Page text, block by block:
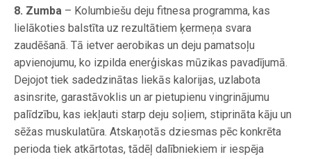
8. Zumba – Kolumbiešu deju fitnesa programma, kas
lielākoties balstīta uz rezultātiem ķermeņa svara
zaudēšanā. Tā ietver aerobikas un deju pamatsoļu
apvienojumu, ko izpilda enerģiskas mūzikas pavadījumā.
Dejojot tiek sadedzinātas liekās kalorijas, uzlabota
asinsrite, garastāvoklis un ar pietupienu vingrinājumu
palīdzību, kas iekļauti starp deju soļiem, stiprināta kāju un
sēžas muskulatūra. Atskaņotās dziesmas pēc konkrēta
perioda tiek atkārtotas, tādēļ dalībniekiem ir iespēja